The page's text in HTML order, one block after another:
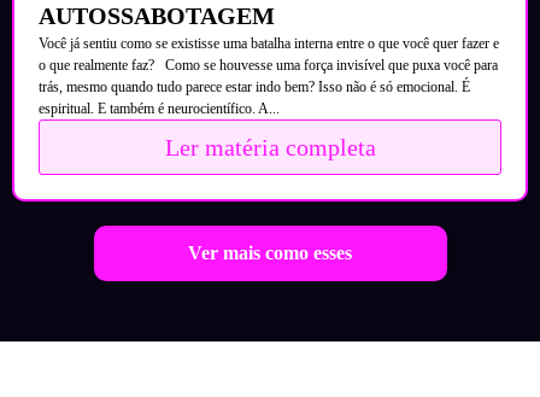
AUTOSSABOTAGEM
Você já sentiu como se existisse uma batalha interna entre o que você quer fazer e
o que realmente faz? Como se houvesse uma força invisível que puxa você para
trás, mesmo quando tudo parece estar indo bem? Isso não é só emocional. É
espiritual. E também é neurocientífico. A...
Ler matéria completa
Ver mais como esses